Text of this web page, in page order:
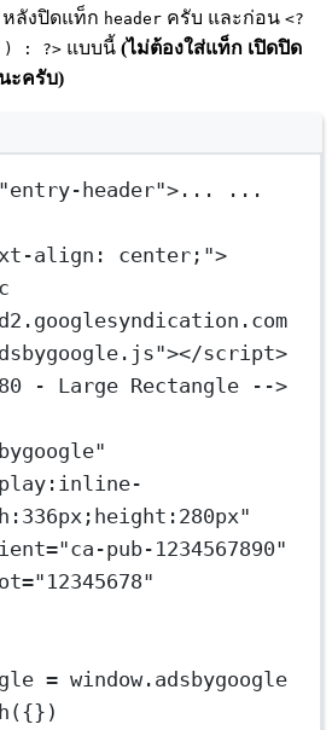
หลังปิดแท็ก header ครับ และก่อน <?
) : ?> แบบนี้ (ไม่ต้องใส่แท็ก เปิดปิด
ะครับ)
"entry-header">... ...
align: center;">
></script>
- Large Rectangle -->
="ca-pub-1234567890"
="12345678"
=
({})